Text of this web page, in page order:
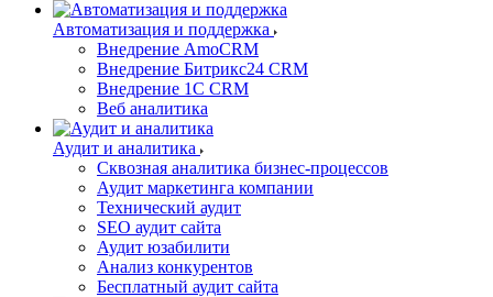
Автоматизация и поддержка
Внедрение AmoCRM
Внедрение Битрикс24 CRM
Внедрение 1C CRM
Веб аналитика
Аудит и аналитика
Сквозная аналитика бизнес-процессов
Аудит маркетинга компании
Технический аудит
SEO аудит сайта
Аудит юзабилити
Анализ конкурентов
Бесплатный аудит сайта